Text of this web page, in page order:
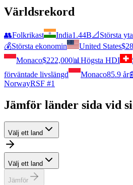
Världsrekord
👥Folkrikast India1.44B📐 Största
💰Största ekonomin United States
Monaco$222,000📊 Högsta HDI
förväntade livslängd
Monaco85.9 år
NorwayRSF #1
Jämför länder sida vid
Välj ett land
Välj ett land
Jämför